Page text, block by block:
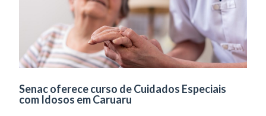
Senac oferece curso de Cuidados Especiais
com Idosos em Caruaru